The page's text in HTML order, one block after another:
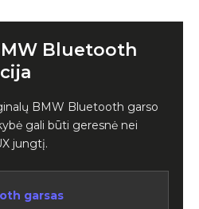
Bluetooth
BMW Bluetooth garso
gali būti geresnė nei
jungtį.
garsas